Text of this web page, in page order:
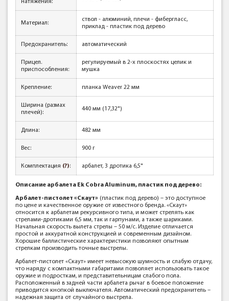
натяжения:
Материал:
ствол - алюминий, плечи - фибергласс,
приклад - пластик под дерево
Предохранитель: автоматический
Прицел.
приспособления:
регулируемый в 2-х плоскостях целик и
мушка
Крепление: планка Weaver 22 мм
Ширина (размах
плечей):
440 мм (17,32")
Длина: 482 мм
Вес: 900 г
Комплектация (?): арбалет, 3 дротика 6,5"
Описание арбалета Ek Cobra Aluminum, пластик под дерево:
Арбалет-пистолет «Скаут» (пластик под дерево) – это доступное
по цене и качественное оружие от известного бренда. «Скаут»
относится к арбалетам рекурсивного типа, и может стрелять как
стрелами-дротиками 6,5 мм, так и гарпунами, а также шариками.
Начальная скорость вылета стрелы – 50 м/с. Изделие отличается
простой и аккуратной конструкцией и современным дизайном.
Хорошие баллистические характеристики позволяют опытным
стрелкам производить точные выстрелы.
Арбалет-пистолет «Скаут» имеет невысокую шумность и слабую отдачу,
что наряду с компактными габаритами позволяет использовать такое
оружие и подросткам, и представительницам слабого пола.
Расположенный в задней части арбалета рычаг в боевое положение
приводится кнопкой выключателя. Автоматический предохранитель –
надежная защита от случайного выстрела.